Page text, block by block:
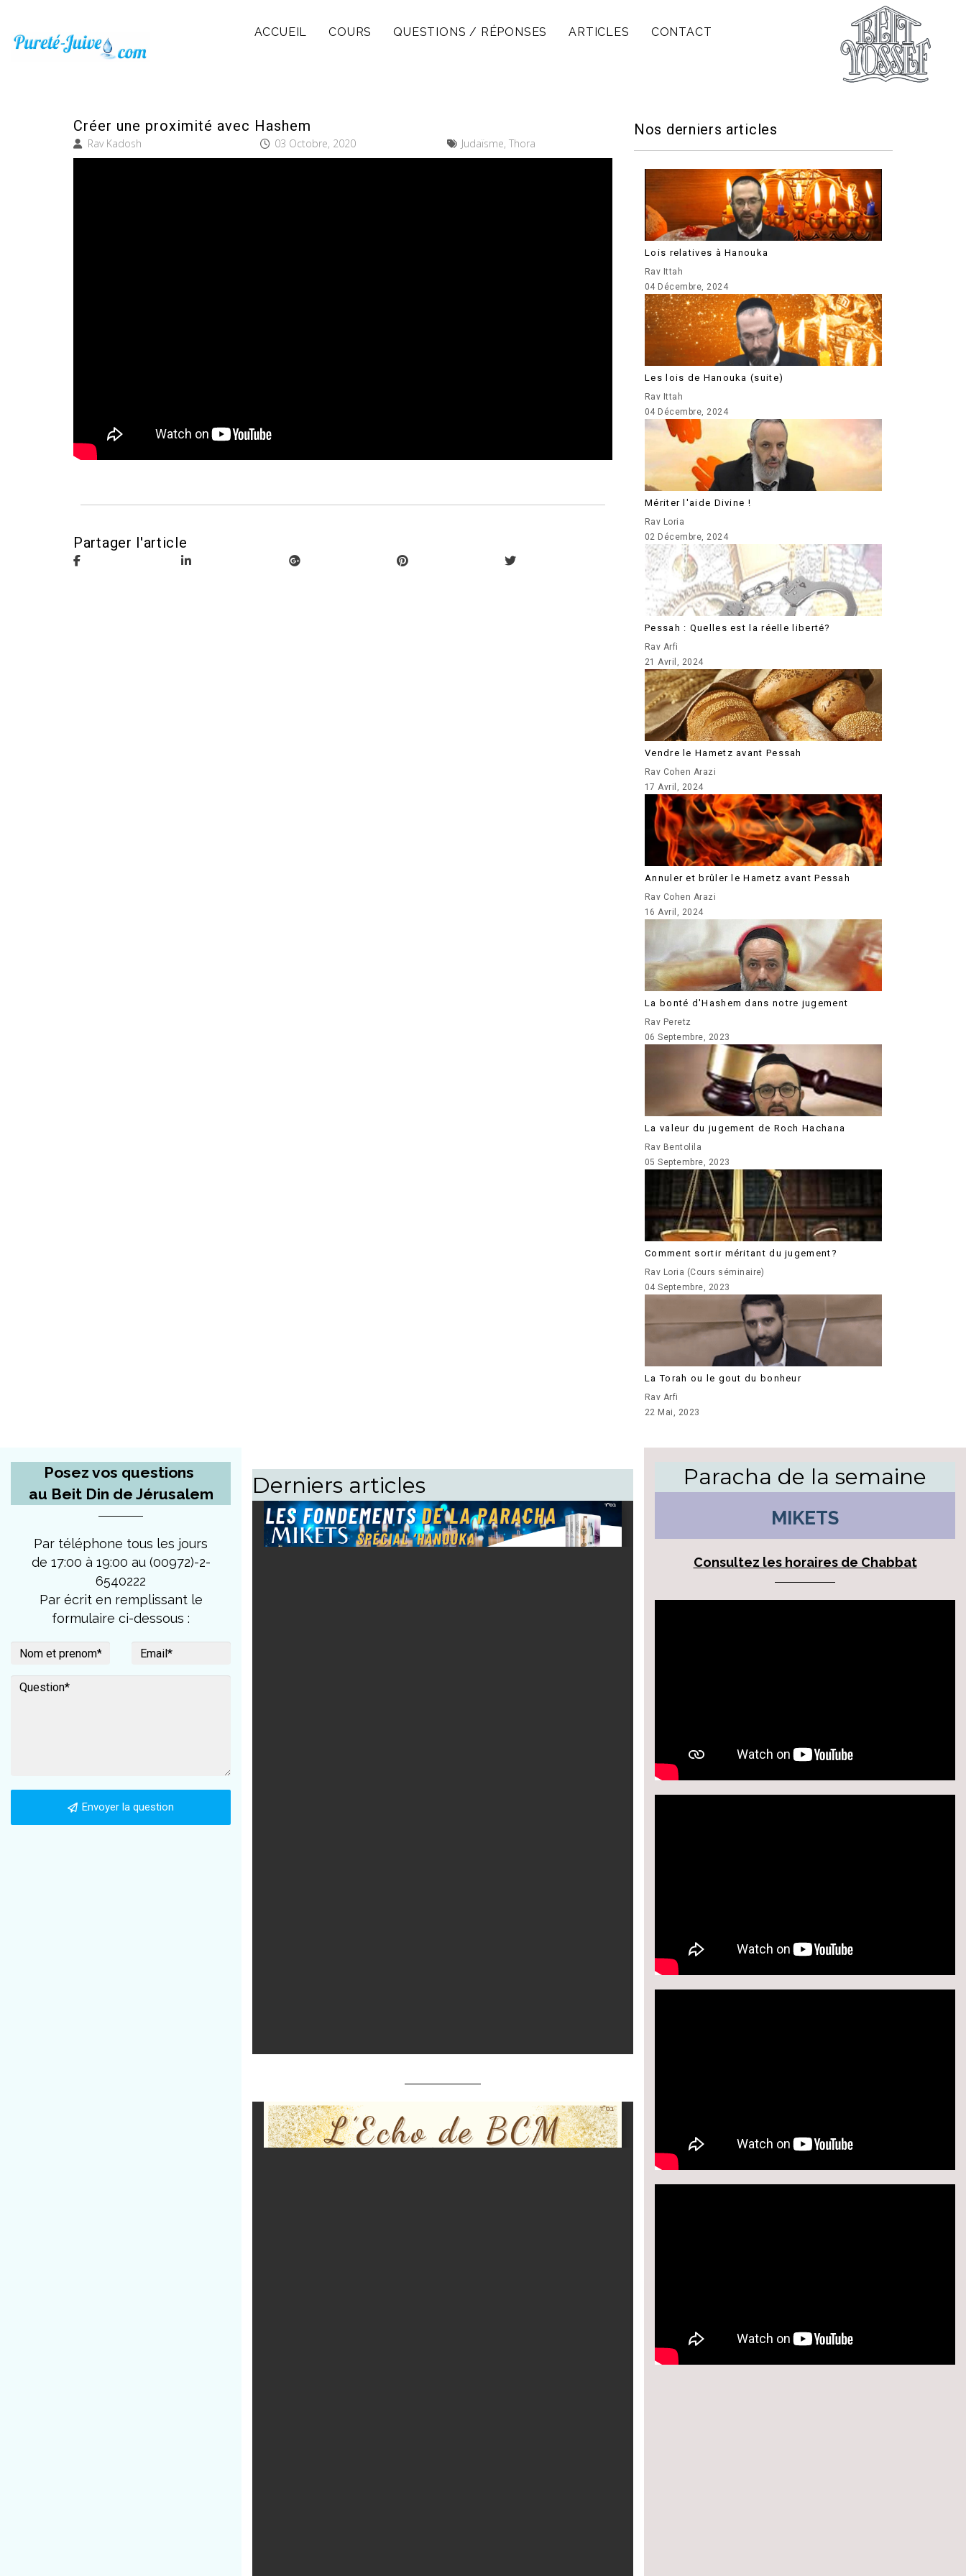
ACCUEIL COURS QUESTIONS / RÉPONSES ARTICLES CONTACT
Créer une proximité avec Hashem
Rav Kadosh 03 Octobre, 2020 Judaïsme, Thora
Partager l'article
Nos derniers articles
Lois relatives à Hanouka
Rav Ittah
04 Décembre, 2024
Les lois de Hanouka (suite)
Rav Ittah
04 Décembre, 2024
Mériter l'aide Divine !
Rav Loria
02 Décembre, 2024
Pessah : Quelles est la réelle liberté?
Rav Arfi
21 Avril, 2024
Vendre le Hametz avant Pessah
Rav Cohen Arazi
17 Avril, 2024
Annuler et brûler le Hametz avant Pessah
Rav Cohen Arazi
16 Avril, 2024
La bonté d'Hashem dans notre jugement
Rav Peretz
06 Septembre, 2023
La valeur du jugement de Roch Hachana
Rav Bentolila
05 Septembre, 2023
Comment sortir méritant du jugement?
Rav Loria (Cours séminaire)
04 Septembre, 2023
La Torah ou le gout du bonheur
Rav Arfi
22 Mai, 2023
Posez vos questions
au Beit Din de Jérusalem
Par téléphone tous les jours
de 17:00 à 19:00 au (00972)-2-
6540222
Par écrit en remplissant le
formulaire ci-dessous :
Envoyer la question
Derniers articles Paracha de la semaine
MIKETS
Consultez les horaires de Chabbat